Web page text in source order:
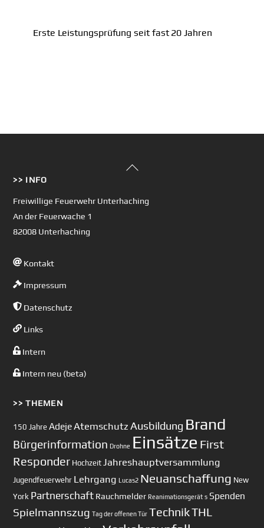
Erste Leistungsprüfung seit fast 20 Jahren
Back
>> INFO
Freiwillige Feuerwehr Unterhaching
An der Feuerwache 1
82008 Unterhaching
Kontakt
Impressum
Datenschutz
Links
Intern
Intern neu (beta)
>> THEMEN
150 Jahre AdejeAtemschutz Ausbildung Brand
Bürgerinformation Drohne Einsätze First
Responder Hochzeit Jahreshauptversammlung
Jugendfeuerwehr Lehrgang Lucas2 Neuanschaffung New
York Partnerschaft Rauchmelder Reanimationsgerät s Spenden
Spielmannszug Tag der offenen Tür TechnikTHL